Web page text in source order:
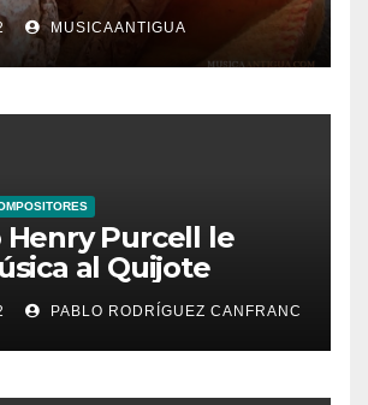
MUSICAANTIGUA
Henry Purcell le
al Quijote
PABLO RODRÍGUEZ CANFRANC